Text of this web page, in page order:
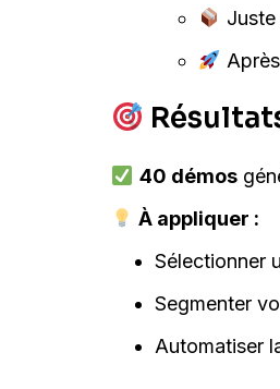
40 démos
À appliquer :
Sélectionner
Segmenter
Automatiser